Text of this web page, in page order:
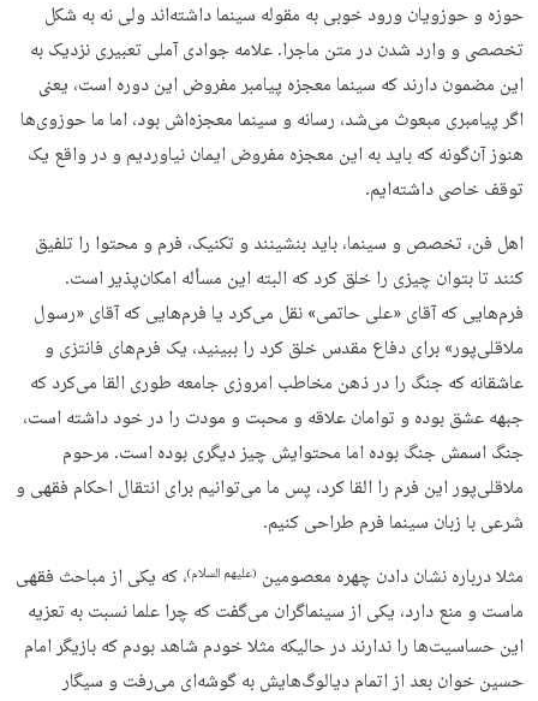
حوزه و حوزویان ورود خوبی به مقوله سینما داشته‌اند ولی نه به شکل
تخصصی و وارد شدن در متن ماجرا. علامه جوادی آملی تعبیری نزدیک به
این مضمون دارند که سینما معجزه پیامبر مفروض این دوره است، یعنی
اگر پیامبری مبعوث می‌شد، رسانه و سینما معجزه‌اش بود، اما ما حوزوی‌ها
هنوز آن‌گونه که باید به این معجزه مفروض ایمان نیاوردیم و در واقع یک
توقف خاصی داشته‌ایم.
اهل فن، تخصص و سینما، باید بنشینند و تکنیک، فرم و محتوا را تلفیق
کنند تا بتوان چیزی را خلق کرد که البته این مسأله امکان‌پذیر است.
فرم‌هایی که آقای «علی حاتمی» نقل می‌کرد یا فرم‌هایی که آقای «رسول
ملاقلی‌پور» برای دفاع مقدس خلق کرد را ببینید، یک فرم‌های فانتزی و
عاشقانه که جنگ را در ذهن مخاطب امروزی جامعه طوری القا می‌کرد که
جبهه عشق بوده و توامان علاقه و محبت و مودت را در خود داشته است،
جنگ اسمش جنگ بوده اما محتوایش چیز دیگری بوده است. مرحوم
ملاقلی‌پور این فرم را القا کرد، پس ما می‌توانیم برای انتقال احکام فقهی و
شرعی با زبان سینما فرم طراحی کنیم.
مثلا درباره نشان دادن چهره معصومین (علیهم السلام)، که یکی از مباحث فقهی
ماست و منع دارد، یکی از سینماگران می‌گفت که چرا علما نسبت به تعزیه
این حساسیت‌ها را ندارند در حالیکه مثلا خودم شاهد بودم که بازیگر امام
حسین خوان بعد از اتمام دیالوگ‌هایش به گوشه‌ای می‌رفت و سیگار